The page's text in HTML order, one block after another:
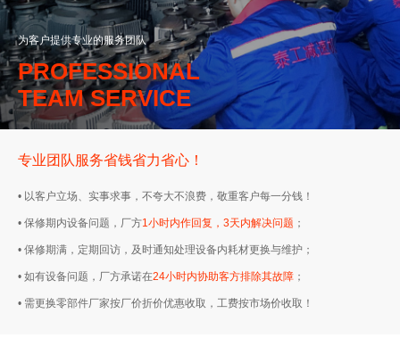
为客户提供专业的服务团队
PROFESSIONAL
TEAM SERVICE
专业团队服务省钱省力省心！
• 以客户立场、实事求事，不夸大不浪费，敬重客户每一分钱！
• 保修期内设备问题，厂方1小时内作回复，3天内解决问题 ；
• 保修期满，定期回访，及时通知处理设备内耗材更换与维护；
• 如有设备问题，厂方承诺在24小时内协助客方排除其故障 ；
• 需更换零部件厂家按厂价折价优惠收取，工费按市场价收取！